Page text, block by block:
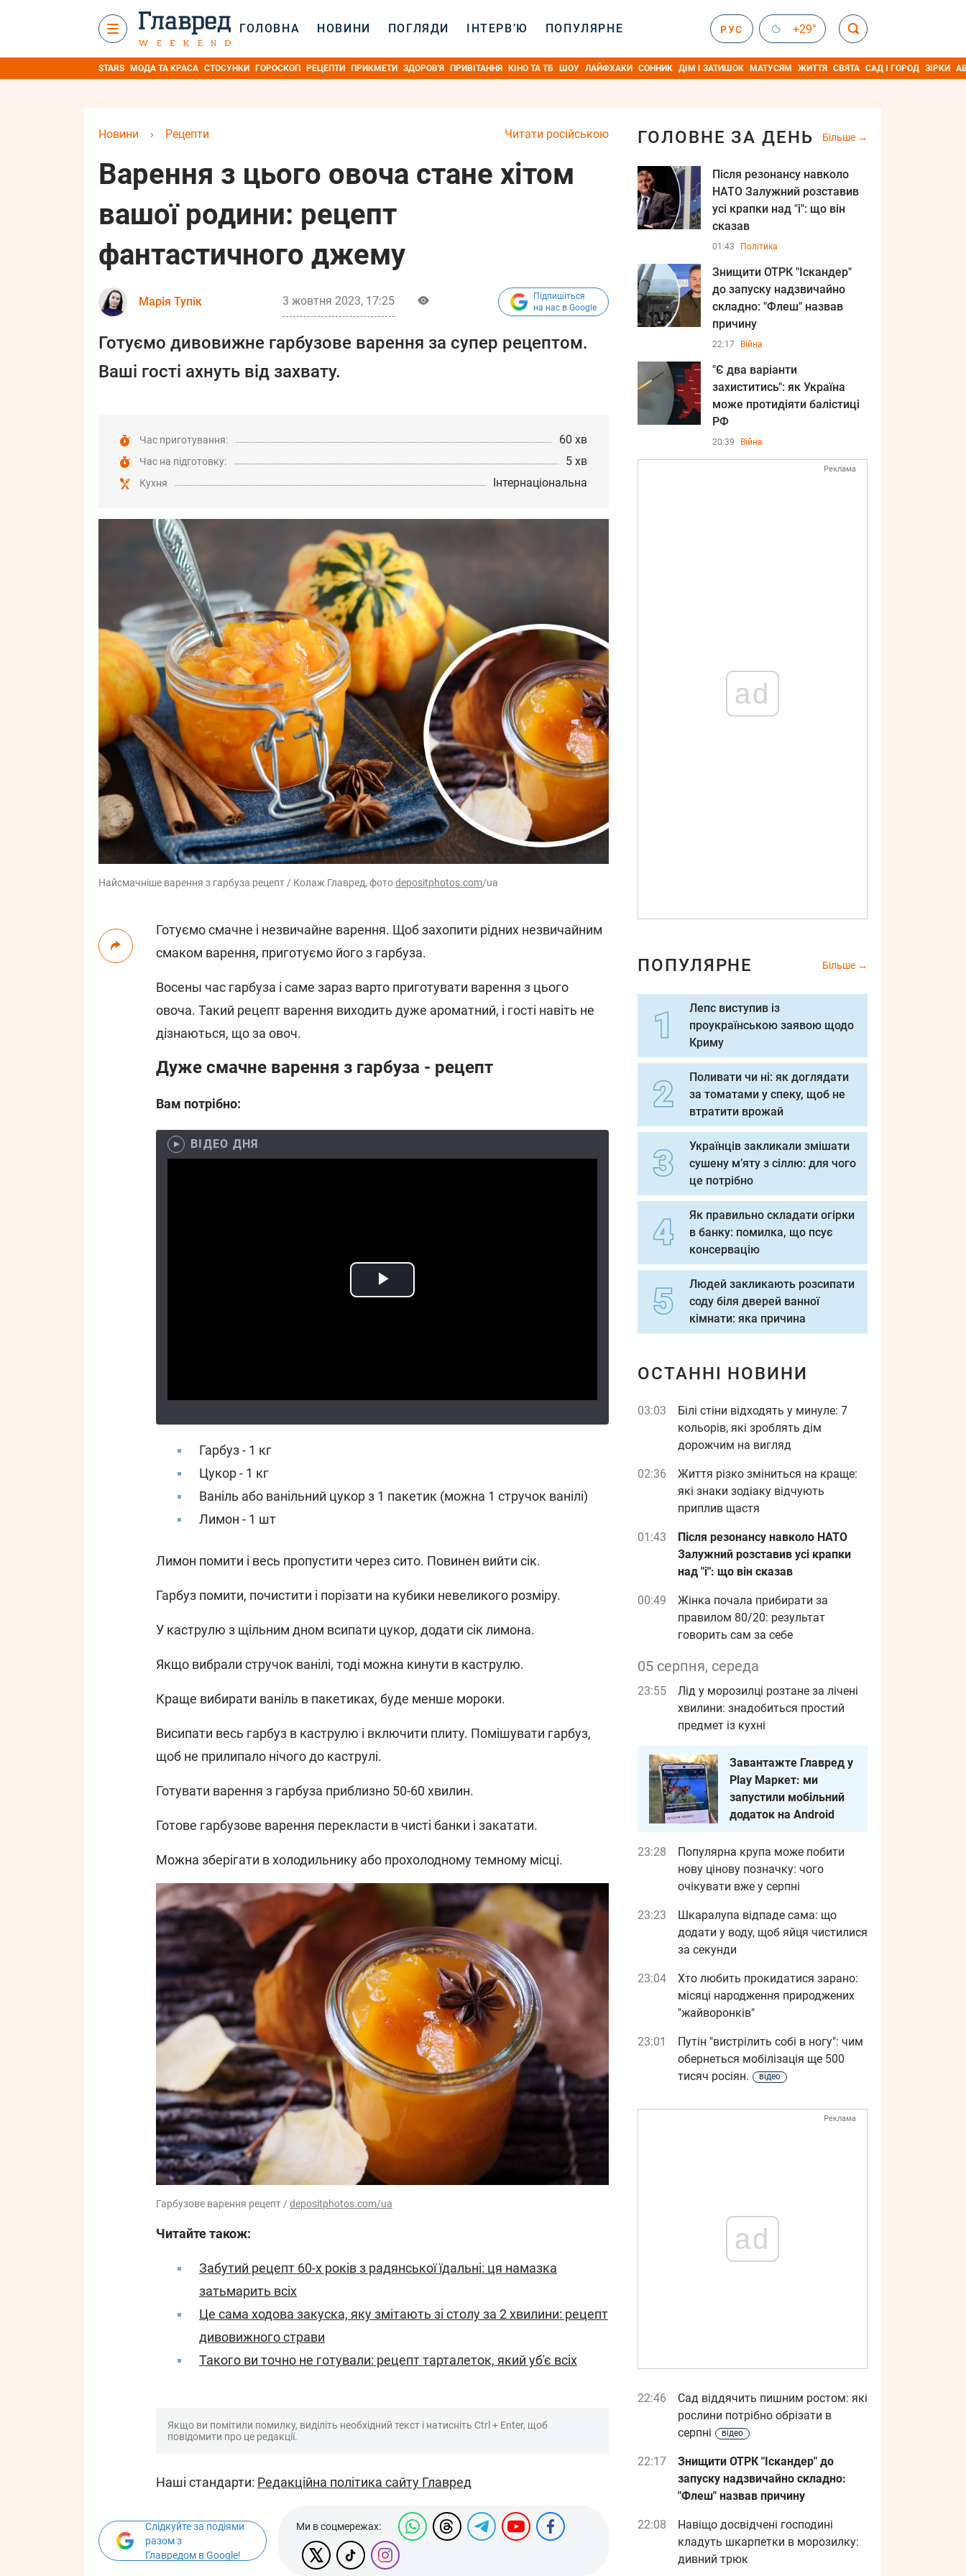
ГОЛОВНА НОВИНИ ПОГЛЯДИ ІНТЕРВ’Ю ПОПУЛЯРНЕ РУС +29°
STARS МОДА ТА КРАСА СТОСУНКИ ГОРОСКОП РЕЦЕПТИ ПРИКМЕТИ ЗДОРОВ'Я ПРИВІТАННЯ КІНО ТА ТБ ШОУ ЛАЙФХАКИ СОННИК ДІМ І ЗАТИШОК МАТУСЯМ ЖИТТЯ СВЯТА САД І ГОРОД ЗІРКИ
Читати російською
Новини › Рецепти
Варення з цього овоча стане хітом
вашої родини: рецепт
фантастичного джему
Марія Тупік 3 жовтня 2023, 17:25
Підпишіться
на нас в Google
Готуємо дивовижне гарбузове варення за супер рецептом.
Ваші гості ахнуть від захвату.
Час приготування: 60 хв
Час на підготовку: 5 хв
Кухня Інтернаціональна
Найсмачніше варення з гарбуза рецепт / Колаж Главред, фотоdepositphotos.com/ua
Готуємо смачне і незвичайне варення. Щоб захопити рідних незвичайним
смаком варення, приготуємо його з гарбуза.
Восены час гарбуза і саме зараз варто приготувати варення з цього
овоча. Такий рецепт варення виходить дуже ароматний, і гості навіть не
дізнаються, що за овоч.
Дуже смачне варення з гарбуза - рецепт
Вам потрібно:
ВІДЕО ДНЯ
Гарбуз - 1 кг
Цукор - 1 кг
Ваніль або ванільний цукор з 1 пакетик (можна 1 стручок ванілі)
Лимон - 1 шт
Лимон помити і весь пропустити через сито. Повинен вийти сік.
Гарбуз помити, почистити і порізати на кубики невеликого розміру.
У каструлю з щільним дном всипати цукор, додати сік лимона.
Якщо вибрали стручок ванілі, тоді можна кинути в каструлю.
Краще вибирати ваніль в пакетиках, буде менше мороки.
Висипати весь гарбуз в каструлю і включити плиту. Помішувати гарбуз,
щоб не прилипало нічого до каструлі.
Готувати варення з гарбуза приблизно 50-60 хвилин.
Готове гарбузове варення перекласти в чисті банки і закатати.
Можна зберігати в холодильнику або прохолодному темному місці.
Гарбузове варення рецепт / depositphotos.com/ua
Читайте також:
Забутий рецепт 60-х років з радянської їдальні: ця намазка
затьмарить всіх
Це сама ходова закуска, яку змітають зі столу за 2 хвилини: рецепт
дивовижного страви
Такого ви точно не готували: рецепт тарталеток, який уб'є всіх
Якщо ви помітили помилку, виділіть необхідний текст і натисніть Ctrl + Enter, щоб
повідомити про це редакції.
Наші стандарти: Редакційна політика сайту Главред
Слідкуйте за подіями
разом з
Главредом в Google!
Ми в соцмережах:
ГОЛОВНЕ ЗА ДЕНЬ Більше
Після резонансу навколо
НАТО Залужний розставив
усі крапки над "і": що він
сказав
01:43 Політика
Знищити ОТРК "Іскандер"
до запуску надзвичайно
складно: "Флеш" назвав
причину
22:17 Війна
"Є два варіанти
захиститись": як Україна
може протидіяти балістиці
РФ
20:39 Війна
Реклама
ad
ПОПУЛЯРНЕ Більше
Лепс виступив із
проукраїнською заявою щодо
Криму
Поливати чи ні: як доглядати
за томатами у спеку, щоб не
втратити врожай
Українців закликали змішати
сушену м’яту з сіллю: для чого
це потрібно
Як правильно складати огірки
в банку: помилка, що псує
консервацію
Людей закликають розсипати
соду біля дверей ванної
кімнати: яка причина
ОСТАННІ НОВИНИ
03:03
Білі стіни відходять у минуле: 7
кольорів, які зроблять дім
дорожчим на вигляд
02:36
Життя різко зміниться на краще:
які знаки зодіаку відчують
приплив щастя
01:43
Після резонансу навколо НАТО
Залужний розставив усі крапки
над "і": що він сказав
00:49
Жінка почала прибирати за
правилом 80/20: результат
говорить сам за себе
05 серпня, середа
23:55
Лід у морозилці розтане за лічені
хвилини: знадобиться простий
предмет із кухні
Завантажте Главред у
Play Маркет: ми
запустили мобільний
додаток на Android
23:28
Популярна крупа може побити
нову цінову позначку: чого
очікувати вже у серпні
23:23
Шкаралупа відпаде сама: що
додати у воду, щоб яйця чистилися
за секунди
23:04
Хто любить прокидатися зарано:
місяці народження природжених
"жайворонків"
23:01
Путін "вистрілить собі в ногу": чим
обернеться мобілізація ще 500
тисяч росіян.
відео
Реклама
ad
22:46
Сад віддячить пишним ростом: які
рослини потрібно обрізати в
серпні
відео
22:17
Знищити ОТРК "Іскандер" до
запуску надзвичайно складно:
"Флеш" назвав причину
22:08
Навіщо досвідчені господині
кладуть шкарпетки в морозилку:
дивний трюк